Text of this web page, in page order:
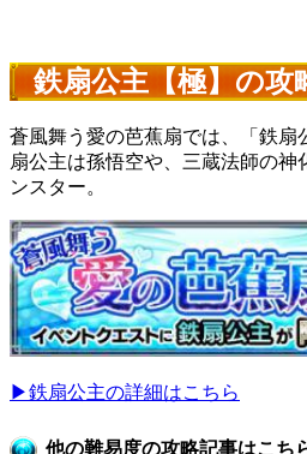
鉄扇公主【極】の攻
蒼風舞う愛の芭蕉扇では、「鉄扇
扇公主は孫悟空や、三蔵法師の神
ンスター。
▶鉄扇公主の詳細はこちら
他の難易度の攻略記事はこち